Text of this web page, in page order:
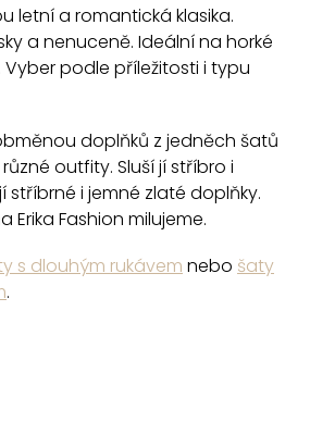
c
í
p
v
k
y
v
p
letní a romantická klasika.
a nenuceně. Ideální na horké
podle příležitosti i typu
doplňků z jedněch šatů
outfity. Sluší jí stříbro i
stříbrné i jemné zlaté doplňky.
Erika Fashion milujeme.
s dlouhým rukávem nebo šaty
.